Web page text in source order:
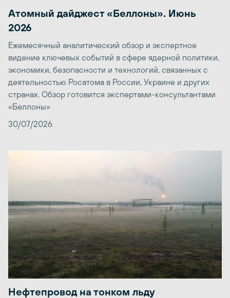
Атомный дайджест «Беллоны». Июнь
2026
Ежемесячный аналитический обзор и экспертное
видение ключевых событий в сфере ядерной политики,
экономики, безопасности и технологий, связанных с
деятельностью Росатома в России, Украине и других
странах. Обзор готовится экспертами-консультантами
«Беллоны»
30/07/2026
Нефтепровод на тонком льду